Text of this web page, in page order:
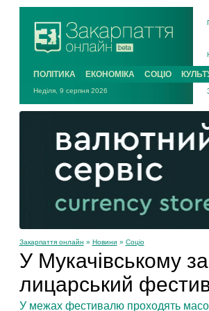
ПОЛІТИКА ЕКОНОМІКА СОЦІО
Неділя, 9 серпня 2026
Закарпаття онлайн » Новини » Соціо
У Мукачівському
лицарський
У межах фестивалю проходять